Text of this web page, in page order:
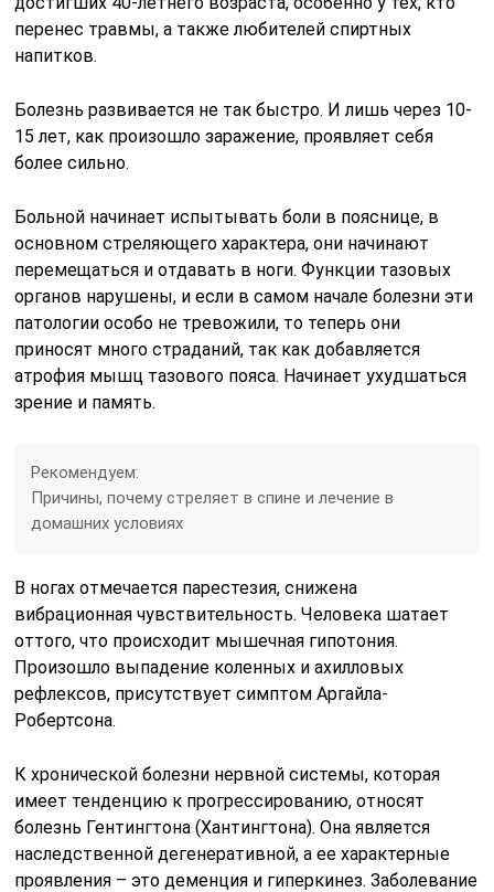
перенес травмы, а также любителей спиртных
напитков.
Болезнь развивается не так быстро. И лишь через 10-
15 лет, как произошло заражение, проявляет себя
более сильно.
Больной начинает испытывать боли в пояснице, в
основном стреляющего характера, они начинают
перемещаться и отдавать в ноги. Функции тазовых
органов нарушены, и если в самом начале болезни эти
патологии особо не тревожили, то теперь они
приносят много страданий, так как добавляется
атрофия мышц тазового пояса. Начинает ухудшаться
зрение и память.
Рекомендуем:
Причины, почему стреляет в спине и лечение в
домашних условиях
В ногах отмечается парестезия, снижена
вибрационная чувствительность. Человека шатает
оттого, что происходит мышечная гипотония.
Произошло выпадение коленных и ахилловых
рефлексов, присутствует симптом Аргайла-
Робертсона.
К хронической болезни нервной системы, которая
имеет тенденцию к прогрессированию, относят
болезнь Гентингтона (Хантингтона). Она является
наследственной дегенеративной, а ее характерные
проявления – это деменция и гиперкинез. Заболевание